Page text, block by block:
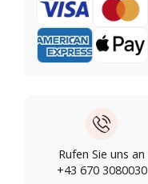
Rufen Sie uns an
+43 670 3080030